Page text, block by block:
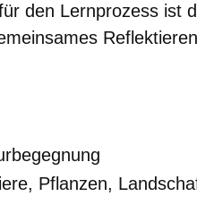
den Lernprozess ist
Pflanzen,